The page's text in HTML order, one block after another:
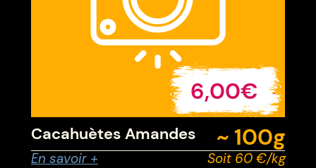
6,00€ TTC
Cacahuètes Amandes ~ 100g
En savoir + Soit 60 €/kg